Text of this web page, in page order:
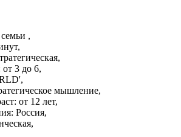
,
3 до 6,
мышление,
от 12 лет,
Россия,